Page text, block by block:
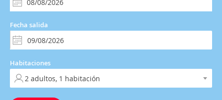
Fecha salida
Habitaciones